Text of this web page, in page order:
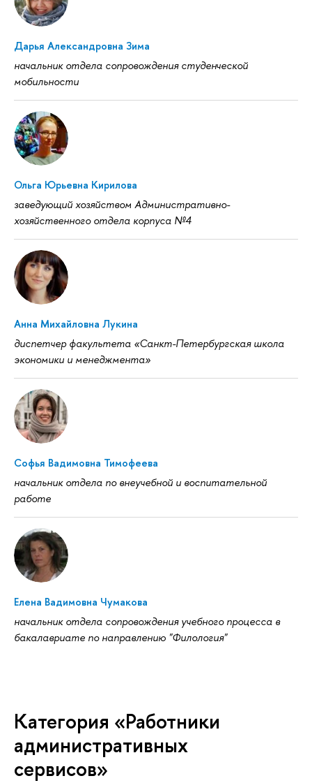
Дарья Александровна Зима
начальник отдела сопровождения студенческой
мобильности
Ольга Юрьевна Кирилова
заведующий хозяйством Административно-
хозяйственного отдела корпуса №4
Анна Михайловна Лукина
диспетчер факультета «Санкт-Петербургская школа
экономики и менеджмента»
Софья Вадимовна Тимофеева
начальник отдела по внеучебной и воспитательной
работе
Елена Вадимовна Чумакова
начальник отдела сопровождения учебного процесса в
бакалавриате по направлению "Филология"
Категория «Работники
административных
сервисов»